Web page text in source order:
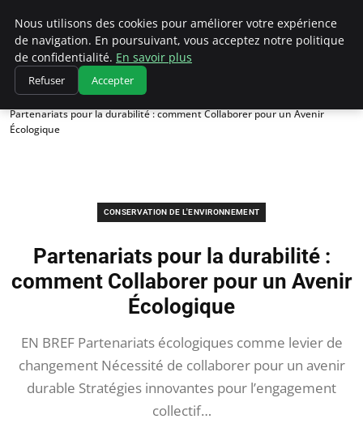
Climatedebtagents
Accueil
Conservation de l'environnement
Partenariats pour la durabilité : comment Collaborer pour un Avenir
Écologique
CONSERVATION DE L'ENVIRONNEMENT
Partenariats pour la durabilité :
comment Collaborer pour un Avenir
Écologique
EN BREF Partenariats écologiques comme levier de
changement Nécessité de collaborer pour un avenir
durable Stratégies innovantes pour l’engagement
collectif…
Nous utilisons des cookies pour améliorer votre expérience
de navigation. En poursuivant, vous acceptez notre politique
de confidentialité. En savoir plus
Refuser Accepter